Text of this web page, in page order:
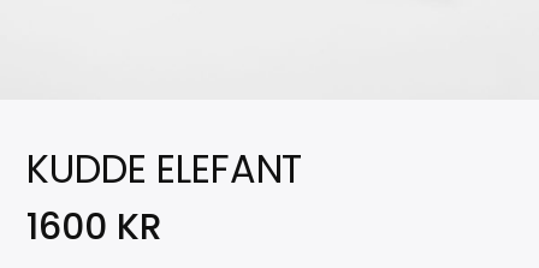
KUDDE ELEFANT
1600 KR